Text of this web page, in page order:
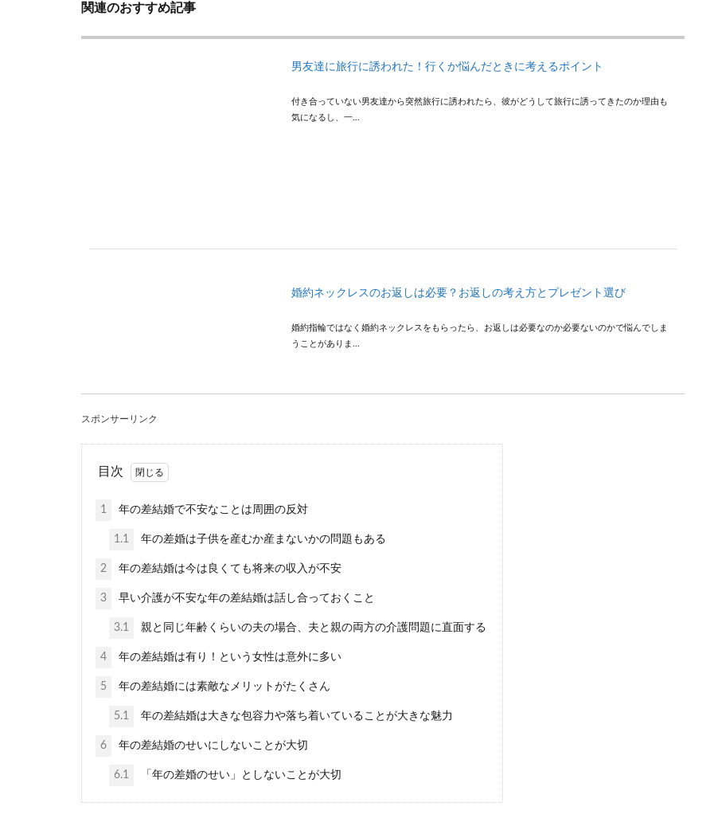
関連のおすすめ記事
男友達に旅行に誘われた！行くか悩んだときに考えるポイント
付き合っていない男友達から突然旅行に誘われたら、彼がどうして旅行に誘ってきたのか理由も
気になるし、一...
婚約ネックレスのお返しは必要？お返しの考え方とプレゼント選び
婚約指輪ではなく婚約ネックレスをもらったら、お返しは必要なのか必要ないのかで悩んでしま
うことがありま...
遠距離のまま結婚する場合に必要な手続きについて徹底解説
遠距離恋愛からいよいよ結婚するとなると、どんな手続きが必要になるか調べ始める人も多いで
しょう。 ...
外国人の結婚式での、服装のルールはどのようなものか
日本人の結婚式に参加しようと思った時に、自分の好きなデザインや色の服を好き勝手に着るわ
スポンサーリンク
目次
1 年の差結婚で不安なことは周囲の反対
1.1 年の差婚は子供を産むか産まないかの問題もある
2 年の差結婚は今は良くても将来の収入が不安
3 早い介護が不安な年の差結婚は話し合っておくこと
3.1 親と同じ年齢くらいの夫の場合、夫と親の両方の介護問題に直面する
4 年の差結婚は有り！という女性は意外に多い
5 年の差結婚には素敵なメリットがたくさん
5.1 年の差結婚は大きな包容力や落ち着いていることが大きな魅力
6 年の差結婚のせいにしないことが大切
6.1 「年の差婚のせい」としないことが大切